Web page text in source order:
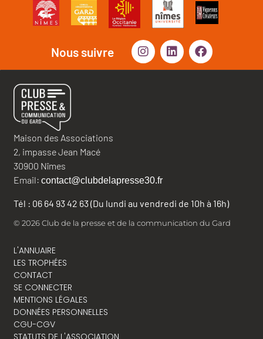
Nous suivre
Maison des Associations
2, impasse Jean Macé
30900 Nîmes
Email: contact@clubdelapresse30.fr
Tél : 06 64 93 42 63 (Du lundi au vendredi de 10h à 16h)
© 2026 Club de la presse et de la communication du Gard
L'ANNUAIRE
LES TROPHÉES
CONTACT
SE CONNECTER
MENTIONS LÉGALES
DONNÉES PERSONNELLES
CGU-CGV
STATUTS DE L'ASSOCIATION